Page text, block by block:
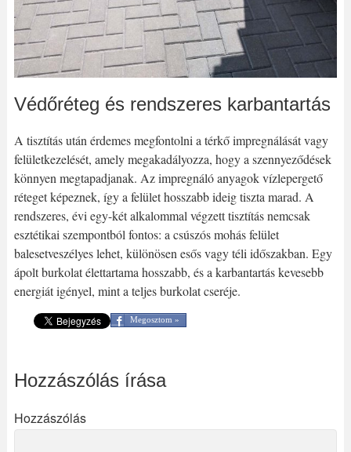
Védőréteg és rendszeres karbantartás
A tisztítás után érdemes megfontolni a térkő impregnálását vagy
felületkezelését, amely megakadályozza, hogy a szennyeződések
könnyen megtapadjanak. Az impregnáló anyagok vízlepergető
réteget képeznek, így a felület hosszabb ideig tiszta marad. A
rendszeres, évi egy-két alkalommal végzett tisztítás nemcsak
esztétikai szempontból fontos: a csúszós mohás felület
balesetveszélyes lehet, különösen esős vagy téli időszakban. Egy
ápolt burkolat élettartama hosszabb, és a karbantartás kevesebb
energiát igényel, mint a teljes burkolat cseréje.
Megosztom »
Hozzászólás írása
Hozzászólás